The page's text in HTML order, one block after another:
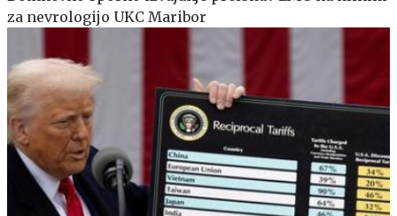
za nevrologijo UKC Maribor